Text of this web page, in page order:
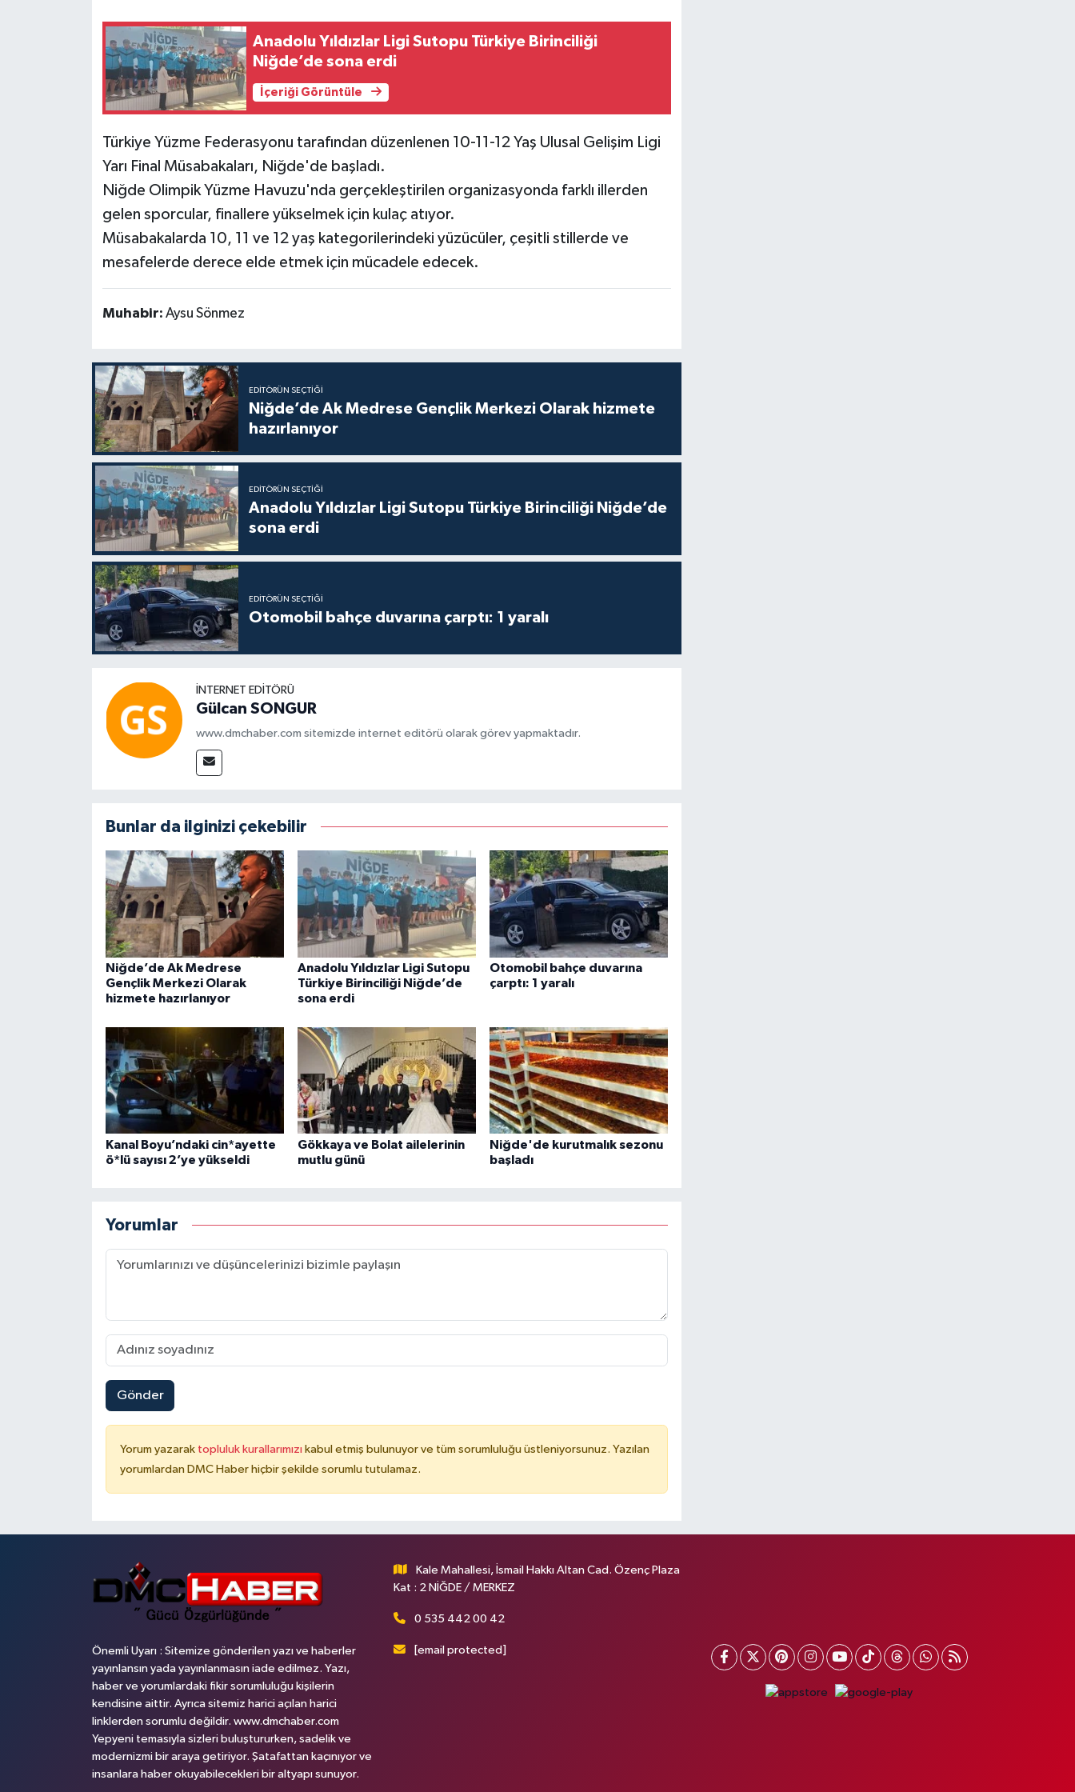
Anadolu Yıldızlar Ligi Sutopu Türkiye Birinciliği
Niğde’de sona erdi
İçeriği Görüntüle
Türkiye Yüzme Federasyonu tarafından düzenlenen 10-11-12 Yaş Ulusal Gelişim Ligi
Yarı Final Müsabakaları, Niğde'de başladı.
Niğde Olimpik Yüzme Havuzu'nda gerçekleştirilen organizasyonda farklı illerden
gelen sporcular, finallere yükselmek için kulaç atıyor.
Müsabakalarda 10, 11 ve 12 yaş kategorilerindeki yüzücüler, çeşitli stillerde ve
mesafelerde derece elde etmek için mücadele edecek.
Muhabir: Aysu Sönmez
EDITÖRÜN SEÇTIĞI
Niğde’de Ak Medrese Gençlik Merkezi Olarak hizmete
hazırlanıyor
EDITÖRÜN SEÇTIĞI
Anadolu Yıldızlar Ligi Sutopu Türkiye Birinciliği Niğde’de
sona erdi
EDITÖRÜN SEÇTIĞI
Otomobil bahçe duvarına çarptı: 1 yaralı
İNTERNET EDITÖRÜ
Gülcan SONGUR
www.dmchaber.com sitemizde internet editörü olarak görev yapmaktadır.
Bunlar da ilginizi çekebilir
Niğde’de Ak Medrese
Gençlik Merkezi Olarak
hizmete hazırlanıyor
Anadolu Yıldızlar Ligi Sutopu
Türkiye Birinciliği Niğde’de
sona erdi
Otomobil bahçe duvarına
çarptı: 1 yaralı
Kanal Boyu’ndaki cin*ayette
ö*lü sayısı 2’ye yükseldi
Gökkaya ve Bolat ailelerinin
mutlu günü
Niğde'de kurutmalık sezonu
başladı
Yorumlar
Gönder
Yorum yazarak topluluk kurallarımızı kabul etmiş bulunuyor ve tüm sorumluluğu üstleniyorsunuz. Yazılan
yorumlardan DMC Haber hiçbir şekilde sorumlu tutulamaz.
Önemli Uyarı : Sitemize gönderilen yazı ve haberler
yayınlansın yada yayınlanmasın iade edilmez. Yazı,
haber ve yorumlardaki fikir sorumluluğu kişilerin
kendisine aittir. Ayrıca sitemiz harici açılan harici
linklerden sorumlu değildir. www.dmchaber.com
Yepyeni temasıyla sizleri buluştururken, sadelik ve
modernizmi bir araya getiriyor. Şatafattan kaçınıyor ve
insanlara haber okuyabilecekleri bir altyapı sunuyor.
Kale Mahallesi, İsmail Hakkı Altan Cad. Özenç Plaza
Kat : 2 NİĞDE / MERKEZ
0 535 442 00 42
[email protected]